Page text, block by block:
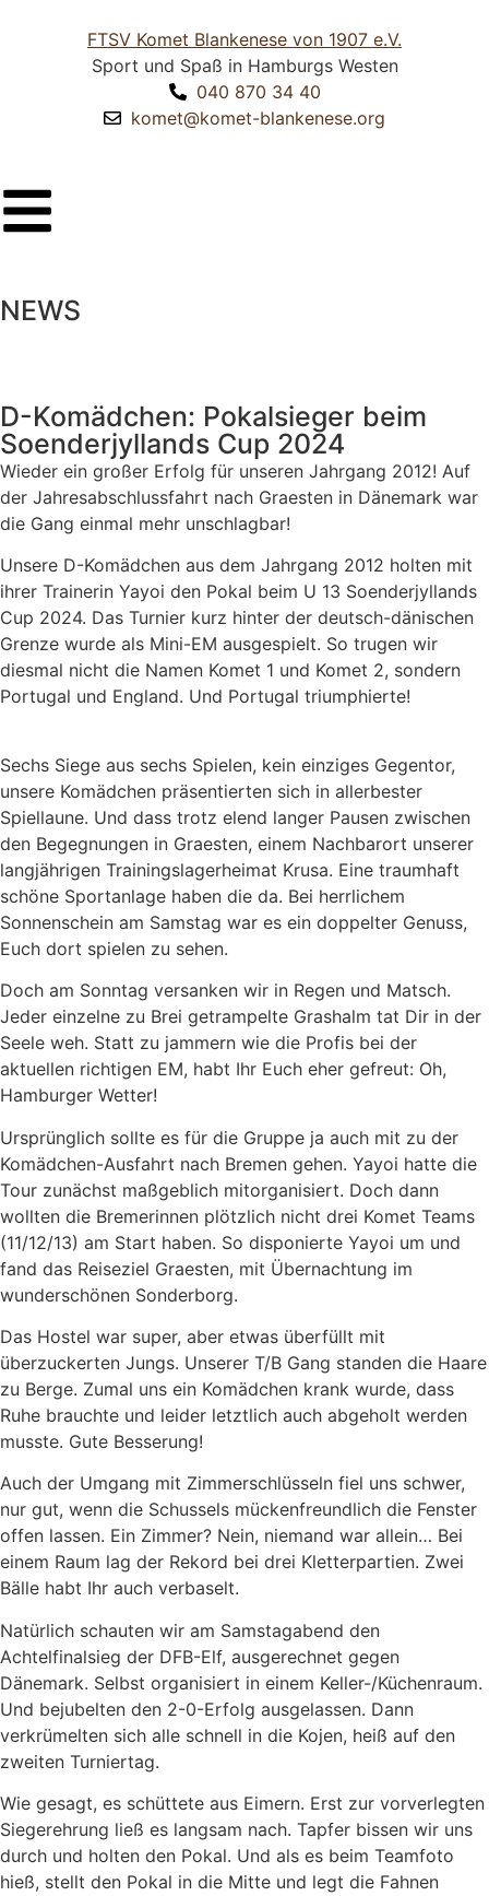
FTSV Komet Blankenese von 1907 e.V.
Sport und Spaß in Hamburgs Westen
040 870 34 40
komet@komet-blankenese.org
NEWS
D-Komädchen: Pokalsieger beim
Soenderjyllands Cup 2024
Wieder ein großer Erfolg für unseren Jahrgang 2012! Auf
der Jahresabschlussfahrt nach Graesten in Dänemark war
die Gang einmal mehr unschlagbar!
Unsere D-Komädchen aus dem Jahrgang 2012 holten mit
ihrer Trainerin Yayoi den Pokal beim U 13 Soenderjyllands
Cup 2024. Das Turnier kurz hinter der deutsch-dänischen
Grenze wurde als Mini-EM ausgespielt. So trugen wir
diesmal nicht die Namen Komet 1 und Komet 2, sondern
Portugal und England. Und Portugal triumphierte!
Sechs Siege aus sechs Spielen, kein einziges Gegentor,
unsere Komädchen präsentierten sich in allerbester
Spiellaune. Und dass trotz elend langer Pausen zwischen
den Begegnungen in Graesten, einem Nachbarort unserer
langjährigen Trainingslagerheimat Krusa. Eine traumhaft
schöne Sportanlage haben die da. Bei herrlichem
Sonnenschein am Samstag war es ein doppelter Genuss,
Euch dort spielen zu sehen.
Doch am Sonntag versanken wir in Regen und Matsch.
Jeder einzelne zu Brei getrampelte Grashalm tat Dir in der
Seele weh. Statt zu jammern wie die Profis bei der
aktuellen richtigen EM, habt Ihr Euch eher gefreut: Oh,
Hamburger Wetter!
Ursprünglich sollte es für die Gruppe ja auch mit zu der
Komädchen-Ausfahrt nach Bremen gehen. Yayoi hatte die
Tour zunächst maßgeblich mitorganisiert. Doch dann
wollten die Bremerinnen plötzlich nicht drei Komet Teams
(11/12/13) am Start haben. So disponierte Yayoi um und
fand das Reiseziel Graesten, mit Übernachtung im
wunderschönen Sonderborg.
Das Hostel war super, aber etwas überfüllt mit
überzuckerten Jungs. Unserer T/B Gang standen die Haare
zu Berge. Zumal uns ein Komädchen krank wurde, dass
Ruhe brauchte und leider letztlich auch abgeholt werden
musste. Gute Besserung!
Auch der Umgang mit Zimmerschlüsseln fiel uns schwer,
nur gut, wenn die Schussels mückenfreundlich die Fenster
offen lassen. Ein Zimmer? Nein, niemand war allein… Bei
einem Raum lag der Rekord bei drei Kletterpartien. Zwei
Bälle habt Ihr auch verbaselt.
Natürlich schauten wir am Samstagabend den
Achtelfinalsieg der DFB-Elf, ausgerechnet gegen
Dänemark. Selbst organisiert in einem Keller-/Küchenraum.
Und bejubelten den 2-0-Erfolg ausgelassen. Dann
verkrümelten sich alle schnell in die Kojen, heiß auf den
zweiten Turniertag.
Wie gesagt, es schüttete aus Eimern. Erst zur vorverlegten
Siegerehrung ließ es langsam nach. Tapfer bissen wir uns
durch und holten den Pokal. Und als es beim Teamfoto
hieß, stellt den Pokal in die Mitte und legt die Fahnen